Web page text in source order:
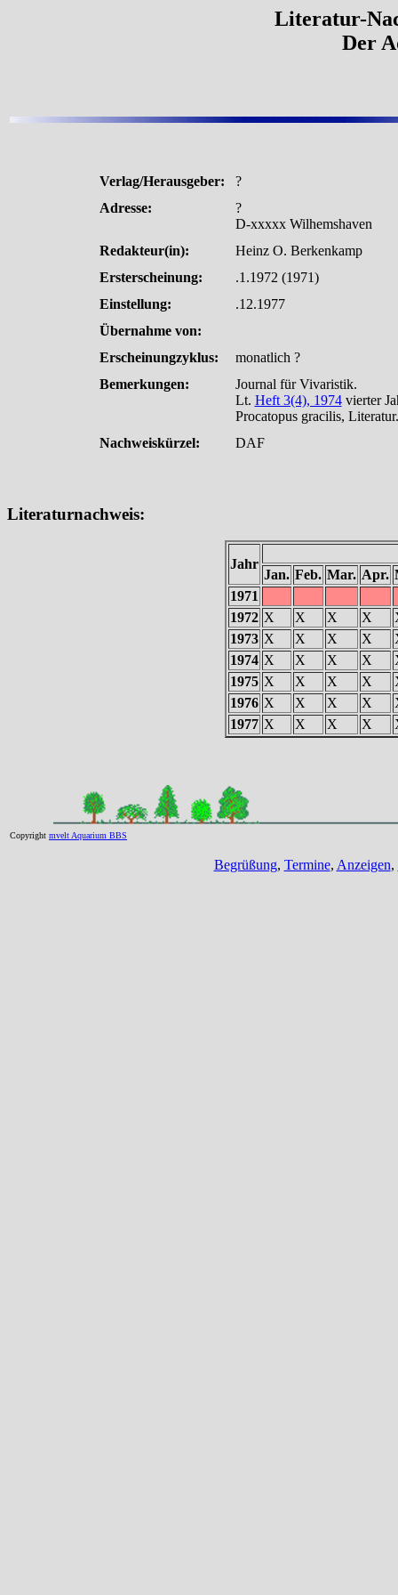
Literatur-
Der
Verlag/Herausgeber:
?
Adresse:
?
D-xxxxx Wilhemshaven
Redakteur(in):
Heinz O. Berkenkamp
Ersterscheinung:
.1.1972 (1971)
Einstellung:
.12.1977
Übernahme von:
Erscheinungzyklus:
monatlich ?
Bemerkungen:
Journal für Vivaristik.
Lt. Heft 3(4), 1974vierter
Procatopus gracilis, Literatur.
Nachweiskürzel:
DAF
Literaturnachweis:
Jahr
Jan. Feb. Mar. Apr.
1971
1972 X X X X
1973 X X X X
1974 X X X X
1975 X X X X
1976 X X X X
1977 X X X X
Copyright mvelt Aquarium BBS
Begrüßung, Termine, Anzeigen,